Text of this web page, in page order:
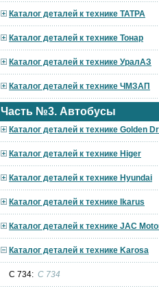
Каталог деталей к технике ТАТРА
Каталог деталей к технике Тонар
Каталог деталей к технике УралАЗ
Каталог деталей к технике ЧМЗАП
Часть №3. Автобусы
Каталог деталей к технике Golden
Каталог деталей к технике Higer
Каталог деталей к технике Hyundai
Каталог деталей к технике Ikarus
Каталог деталей к технике JAC
Каталог деталей к технике Karosa
C 734: C 734